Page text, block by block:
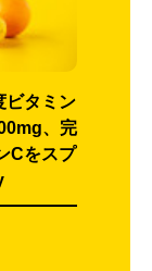
ビタミン
、完
Cをスプ